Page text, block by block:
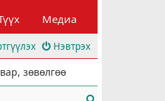
Медиа
Нэвтрэх
зөвөлгөө